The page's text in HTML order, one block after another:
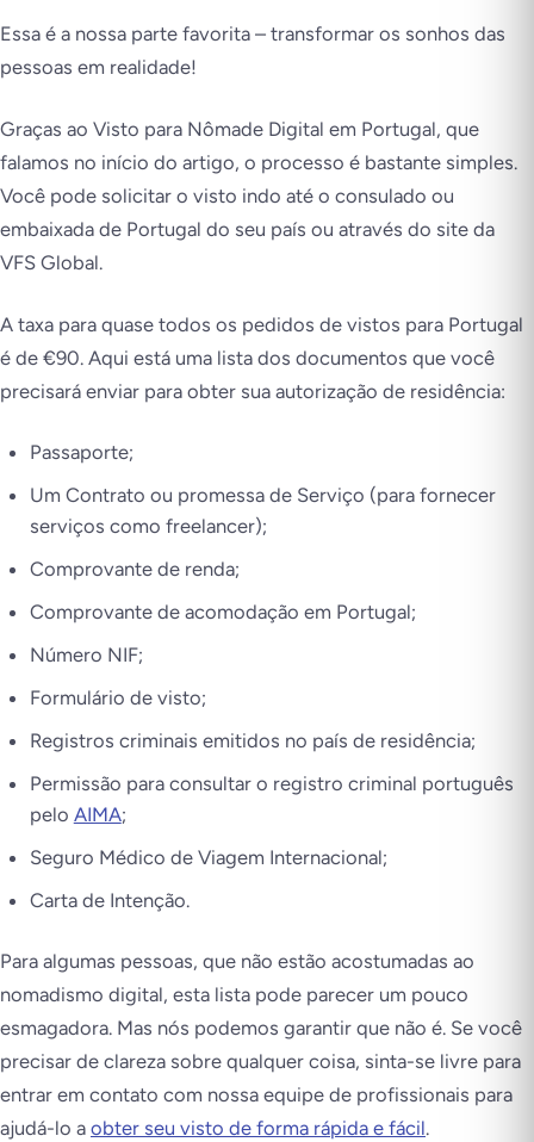
Essa é a nossa parte favorita – transformar os sonhos das
pessoas em realidade!
Graças ao Visto para Nômade Digital em Portugal, que
falamos no início do artigo, o processo é bastante simples.
Você pode solicitar o visto indo até o consulado ou
embaixada de Portugal do seu país ou através do site da
VFS Global.
A taxa para quase todos os pedidos de vistos para Portugal
é de €90. Aqui está uma lista dos documentos que você
precisará enviar para obter sua autorização de residência:
Passaporte;
Um Contrato ou promessa de Serviço (para fornecer
serviços como freelancer);
Comprovante de renda;
Comprovante de acomodação em Portugal;
Número NIF;
Formulário de visto;
Registros criminais emitidos no país de residência;
Permissão para consultar o registro criminal português
pelo AIMA;
Seguro Médico de Viagem Internacional;
Carta de Intenção.
Para algumas pessoas, que não estão acostumadas ao
nomadismo digital, esta lista pode parecer um pouco
esmagadora. Mas nós podemos garantir que não é. Se você
precisar de clareza sobre qualquer coisa, sinta-se livre para
entrar em contato com nossa equipe de profissionais para
ajudá-lo a obter seu visto de forma rápida e fácil.